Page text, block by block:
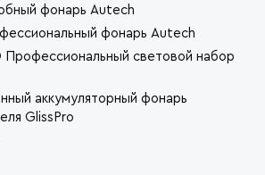
фонарь Autech
фонарь Autech
Профессиональный световой набор
аккумуляторный фонарь
GlissPro